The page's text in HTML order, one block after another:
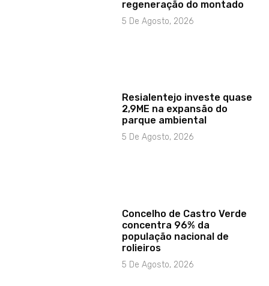
regeneração do montado
5 De Agosto, 2026
Resialentejo investe quase
2,9ME na expansão do
parque ambiental
5 De Agosto, 2026
Concelho de Castro Verde
concentra 96% da
população nacional de
rolieiros
5 De Agosto, 2026